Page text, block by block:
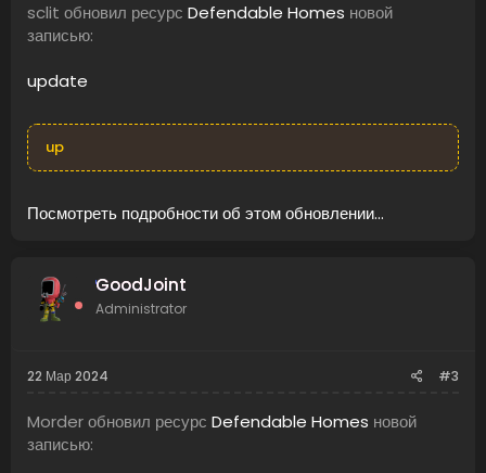
sclit обновил ресурс Defendable Homes новой
записью:
update
up
Посмотреть подробности об этом обновлении...
GoodJoint
Administrator
22 Мар 2024 #3
Morder обновил ресурс Defendable Homes новой
записью: